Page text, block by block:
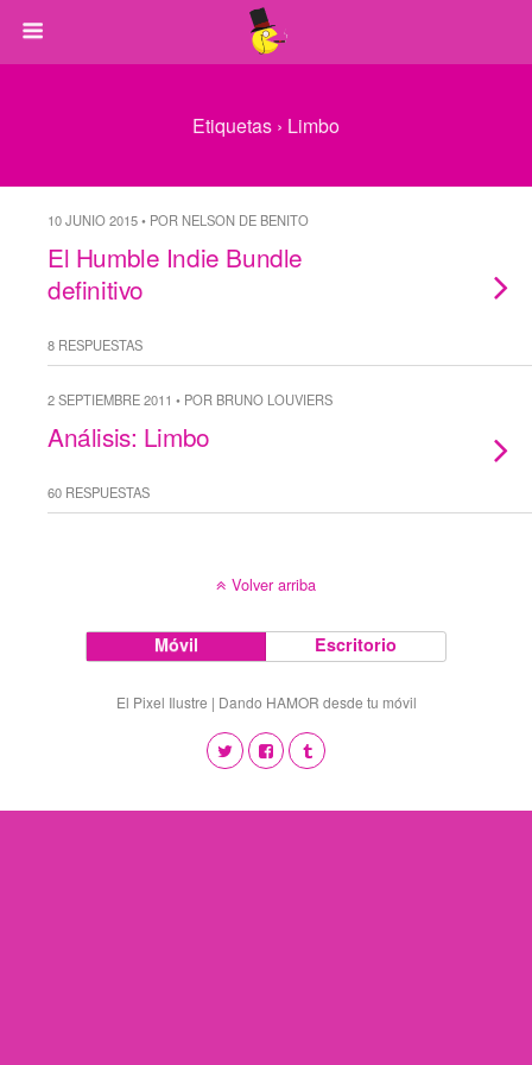
Etiquetas › Limbo
10 JUNIO 2015 • POR NELSON DE BENITO
El Humble Indie Bundle
definitivo
8 RESPUESTAS
2 SEPTIEMBRE 2011 • POR BRUNO LOUVIERS
Análisis: Limbo
60 RESPUESTAS
Volver arriba
Móvil Escritorio
El Pixel Ilustre | Dando HAMOR desde tu móvil